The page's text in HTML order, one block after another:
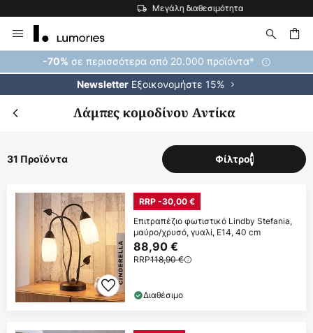
Μεγάλη διαθεσιμότητα
Μετάβαση
στο
περιεχόμενο
-70% σε περισσότερα από 20.000 προϊόντα*
Newsletter Εξοικονομήστε 15%
Λάμπες κομοδίνου Αντίκα
31 Προϊόντα Φίλτρο1
RRP -30,00 €
Επιτραπέζιο φωτιστικό Lindby Stefania,
μαύρο/χρυσό, γυαλί, E14, 40 cm
88,90 €
RRP118,90 €
Διαθέσιμο